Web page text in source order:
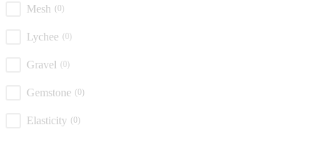
Mesh (0)
Lychee (0)
Gravel (0)
Gemstone (0)
Elasticity (0)